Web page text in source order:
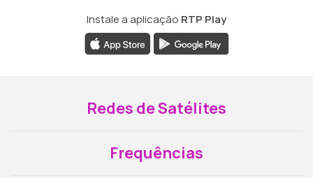
Instale a aplicação RTP Play
Redes de Satélites
Frequências